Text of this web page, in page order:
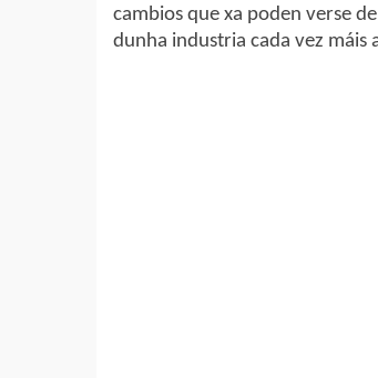
cambios que xa poden verse
dunha industria cada vez máis